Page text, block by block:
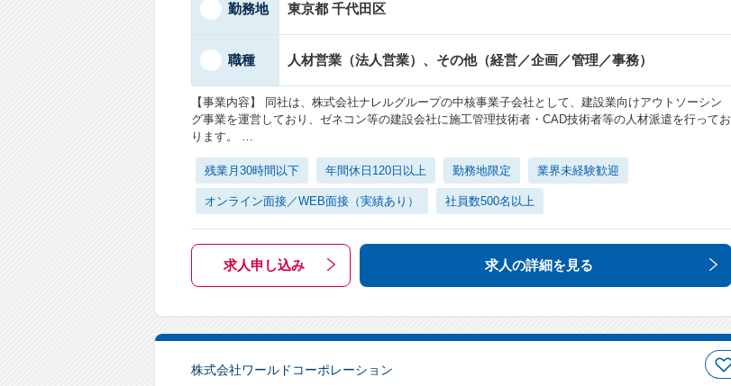
勤務地 東京都 千代田区
職種 人材営業（法人営業）、その他（経営／企画／管理／事務）
【事業内容】 同社は、株式会社ナレルグループの中核事業子会社として、建設業向けアウトソーシン
グ事業を運営しており、ゼネコン等の建設会社に施工管理技術者・CAD技術者等の人材派遣を行ってお
ります。 …
残業月30時間以下 年間休日120日以上 勤務地限定 業界未経験歓迎
オンライン面接／WEB面接（実績あり） 社員数500名以上
求人申し込み 求人の詳細を見る
株式会社ワールドコーポレーション